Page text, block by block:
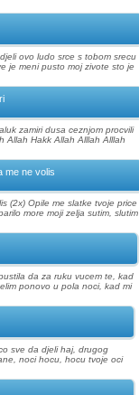
ovo ludo srce s tobom srecu
je meni pusto moj zivote sto je
zamiri dusa ceznjom procvili
Allah Hakk Allah Alllah Alllah
me ne volis
(2x) Opile me slatke tvoje price
more moji zelja sutim, slutim
da za ruku vucem te, kad
ponovo u pola noci, kad mi
sve da djeli haj, drugog
noci hocu, hocu tvoje oci